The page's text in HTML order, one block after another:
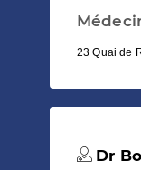
23 Quai de
Dr